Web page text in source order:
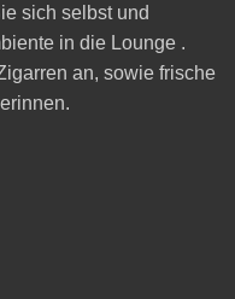
sich selbst und
in die Lounge .
an, sowie frische